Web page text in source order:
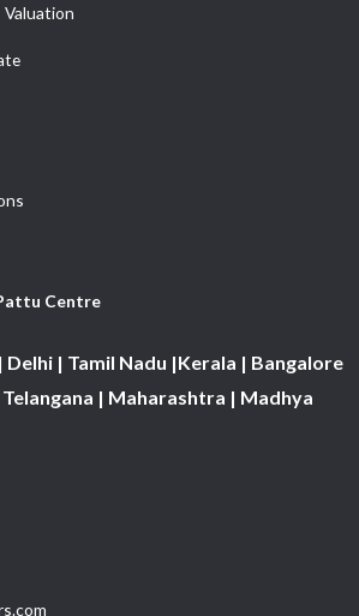
Valuation
Centre
Delhi | Tamil Nadu |Kerala | Bangalore
| Maharashtra | Madhya